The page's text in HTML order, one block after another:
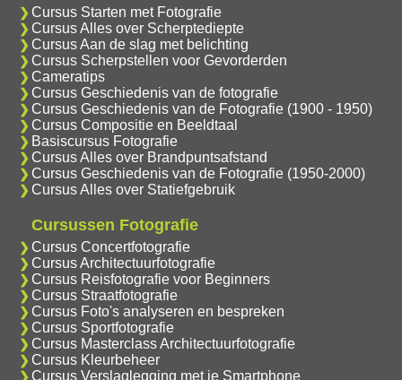
Cursus Starten met Fotografie
Cursus Alles over Scherptediepte
Cursus Aan de slag met belichting
Cursus Scherpstellen voor Gevorderden
Cameratips
Cursus Geschiedenis van de fotografie
Cursus Geschiedenis van de Fotografie (1900 - 1950)
Cursus Compositie en Beeldtaal
Basiscursus Fotografie
Cursus Alles over Brandpuntsafstand
Cursus Geschiedenis van de Fotografie (1950-2000)
Cursus Alles over Statiefgebruik
Cursussen Fotografie
Cursus Concertfotografie
Cursus Architectuurfotografie
Cursus Reisfotografie voor Beginners
Cursus Straatfotografie
Cursus Foto's analyseren en bespreken
Cursus Sportfotografie
Cursus Masterclass Architectuurfotografie
Cursus Kleurbeheer
Cursus Verslaglegging met je Smartphone